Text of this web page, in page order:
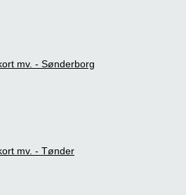
mv. - Sønderborg
mv. - Tønder